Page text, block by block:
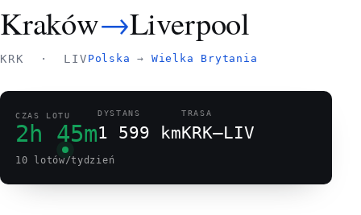
Kraków→Liverpool
KRK · LIV Polska → Wielka Brytania
CZAS LOTU
2h 45m
DYSTANS
1 599 km
TRASA
KRK–LIV
10 lotów/tydzień